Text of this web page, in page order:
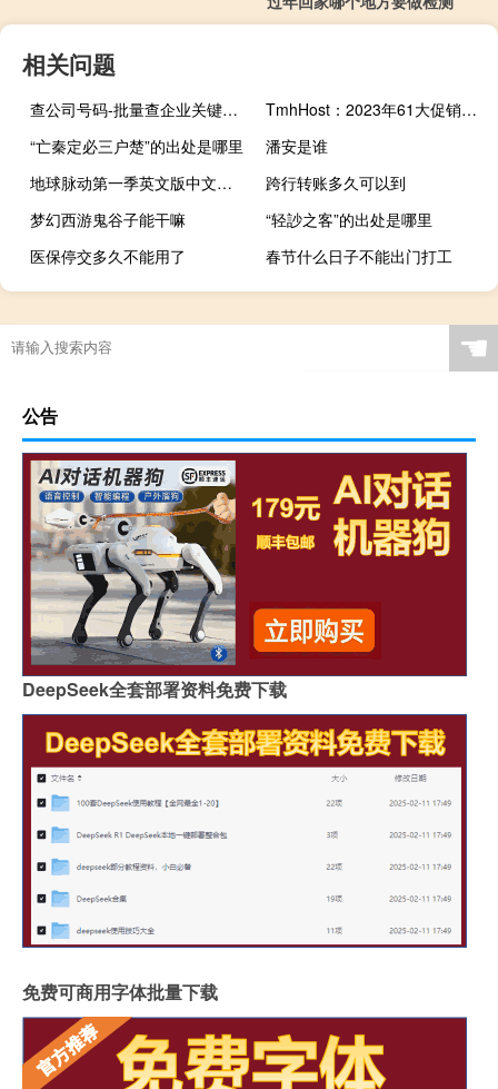
相关问题
查公司号码-批量查企业关键人电话-低成本高效获客
TmhHost：2023年61大促销，全场云服务器一律7折，低至21元，解锁奈飞/tiktok/chatgpt，支持支付宝
“亡秦定必三户楚”的出处是哪里
潘安是谁
地球脉动第一季英文版中文字幕（地球脉动第一季英文版）
跨行转账多久可以到
梦幻西游鬼谷子能干嘛
“轻訬之客”的出处是哪里
医保停交多久不能用了
春节什么日子不能出门打工
☚
公告
DeepSeek全套部署资料免费下载
免费可商用字体批量下载